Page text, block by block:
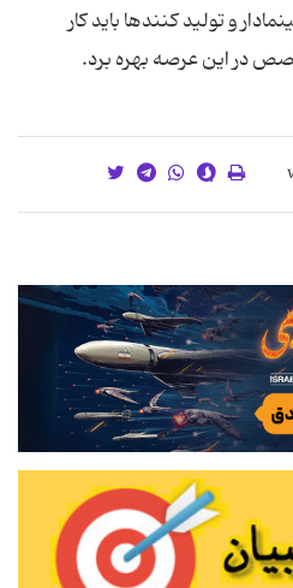
و تولید کنندها باید کار
در این عرصه بهره برد.